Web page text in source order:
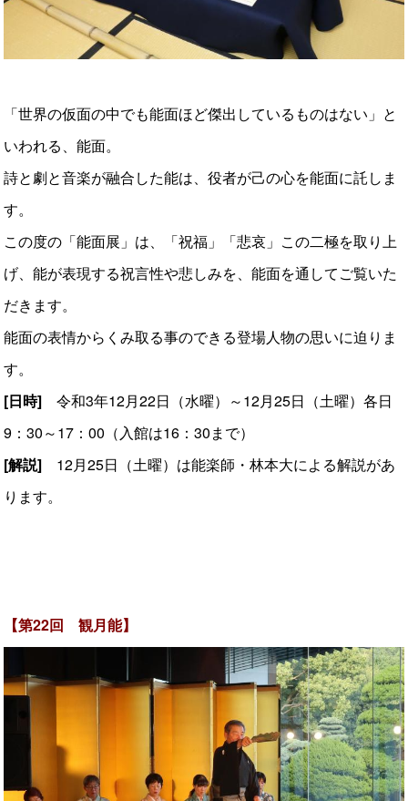
「世界の仮面の中でも能面ほど傑出しているものはない」と
いわれる、能面。
詩と劇と音楽が融合した能は、役者が己の心を能面に託しま
す。
この度の「能面展」は、「祝福」「悲哀」この二極を取り上
げ、能が表現する祝言性や悲しみを、能面を通してご覧いた
だきます。
能面の表情からくみ取る事のできる登場人物の思いに迫りま
す。
[日時] 令和3年12月22日（水曜）～12月25日（土曜）各日
9：30～17：00（入館は16：30まで）
[解説] 12月25日（土曜）は能楽師・林本大による解説があ
ります。
【第22回 観月能】